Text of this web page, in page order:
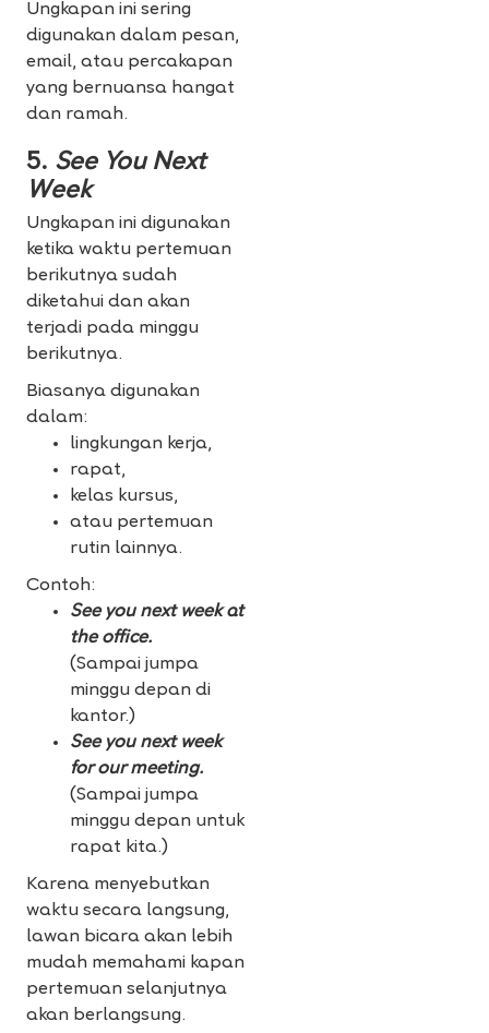
Ungkapan ini sering
digunakan dalam pesan,
email, atau percakapan
yang bernuansa hangat
dan ramah.
5. See You Next
Week
Ungkapan ini digunakan
ketika waktu pertemuan
berikutnya sudah
diketahui dan akan
terjadi pada minggu
berikutnya.
Biasanya digunakan
dalam:
lingkungan kerja,
rapat,
kelas kursus,
atau pertemuan
rutin lainnya.
Contoh:
See you next week at
the office.
(Sampai jumpa
minggu depan di
kantor.)
See you next week
for our meeting.
(Sampai jumpa
minggu depan untuk
rapat kita.)
Karena menyebutkan
waktu secara langsung,
lawan bicara akan lebih
mudah memahami kapan
pertemuan selanjutnya
akan berlangsung.